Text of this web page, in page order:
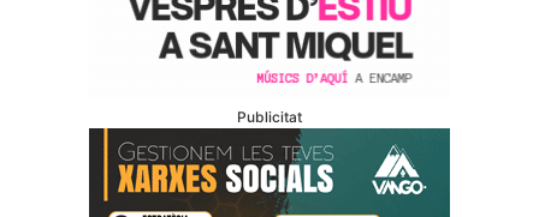
Publicitat